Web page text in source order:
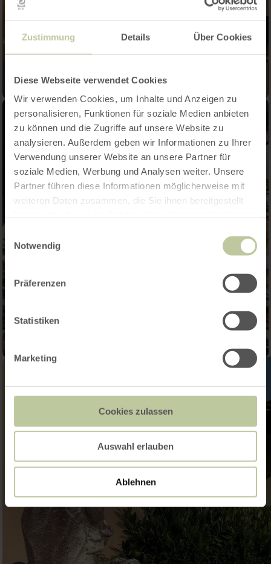
Zustimmung Details Über Cookies
Diese Webseite verwendet Cookies
Wir verwenden Cookies, um Inhalte und Anzeigen zu
personalisieren, Funktionen für soziale Medien anbieten
zu können und die Zugriffe auf unsere Website zu
analysieren. Außerdem geben wir Informationen zu Ihrer
Verwendung unserer Website an unsere Partner für
soziale Medien, Werbung und Analysen weiter. Unsere
Partner führen diese Informationen möglicherweise mit
weiteren Daten zusammen, die Sie ihnen bereitgestellt
Notwendig
Präferenzen
Statistiken
Marketing
Cookies zulassen
Auswahl erlauben
Ablehnen